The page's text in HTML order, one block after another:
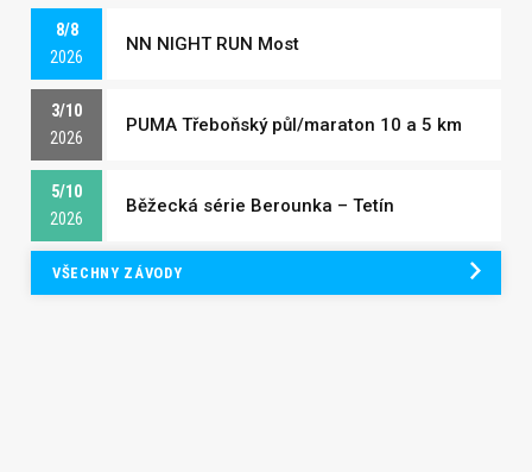
8/8
2026
NN NIGHT RUN Most
3/10
2026
PUMA Třeboňský půl/maraton 10 a 5 km
5/10
2026
Běžecká série Berounka – Tetín
VŠECHNY ZÁVODY